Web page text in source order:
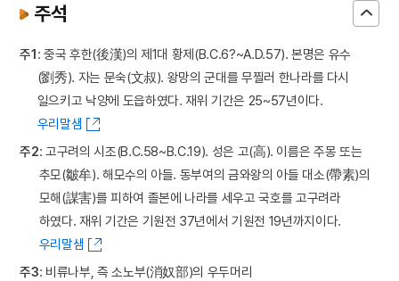
주석
주1: 중국 후한(後漢)의 제1대 황제(B.C.6?~A.D.57). 본명은 유수
(劉秀). 자는 문숙(文叔). 왕망의 군대를 무찔러 한나라를 다시
일으키고 낙양에 도읍하였다. 재위 기간은 25~57년이다.
우리말샘
주2: 고구려의 시조(B.C.58~B.C.19). 성은 고(高). 이름은 주몽 또는
추모(皺牟). 해모수의 아들. 동부여의 금와왕의 아들 대소(帶素)의
모해(謀害)를 피하여 졸본에 나라를 세우고 국호를 고구려라
하였다. 재위 기간은 기원전 37년에서 기원전 19년까지이다.
우리말샘
주3: 비류나부, 즉 소노부(消奴部)의 우두머리